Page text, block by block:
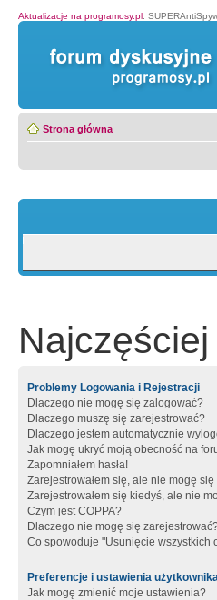
Aktualizacje na programosy.pl:
Strona główna
Problemy Logowania i Rejestracji
Dlaczego nie mogę się zalogować?
Dlaczego muszę się zarejestrować?
Dlaczego jestem automatycznie
Jak mogę ukryć moją obecność na
Zapomniałem hasła!
Zarejestrowałem się, ale nie mogę
Zarejestrowałem się kiedyś, ale nie
Czym jest COPPA?
Dlaczego nie mogę się
Co spowoduje "Usunięcie wszystkich
Preferencje i ustawienia
Jak mogę zmienić moje ustawienia?